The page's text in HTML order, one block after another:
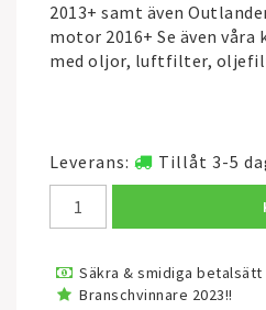
2013+ samt även
motor 2016+ Se även
med oljor, luftfilter,
Leverans: Tillåt 3-5
Säkra & smidiga betalsätt
Branschvinnare 2023!!